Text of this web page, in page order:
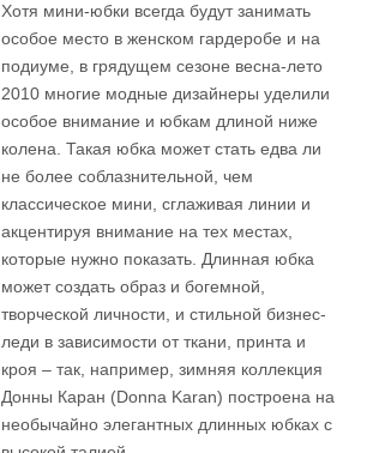
Хотя мини-юбки всегда будут занимать
особое место в женском гардеробе и на
подиуме, в грядущем сезоне весна-лето
2010 многие модные дизайнеры уделили
особое внимание и юбкам длиной ниже
колена. Такая юбка может стать едва ли
не более соблазнительной, чем
классическое мини, сглаживая линии и
акцентируя внимание на тех местах,
которые нужно показать. Длинная юбка
может создать образ и богемной,
творческой личности, и стильной бизнес-
леди в зависимости от ткани, принта и
кроя – так, например, зимняя коллекция
Донны Каран (Donna Karan) построена на
необычайно элегантных длинных юбках с